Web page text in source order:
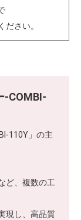
ださい。
-COMBI-
110Y」の主
ど、複数の工
現し、高品質